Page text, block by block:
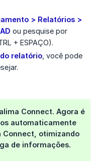
> Relatórios >
ou pesquise por
+ ESPAÇO).
relatório , você pode
Connect. Agora é
automaticamente
Connect , otimizando
de informações.